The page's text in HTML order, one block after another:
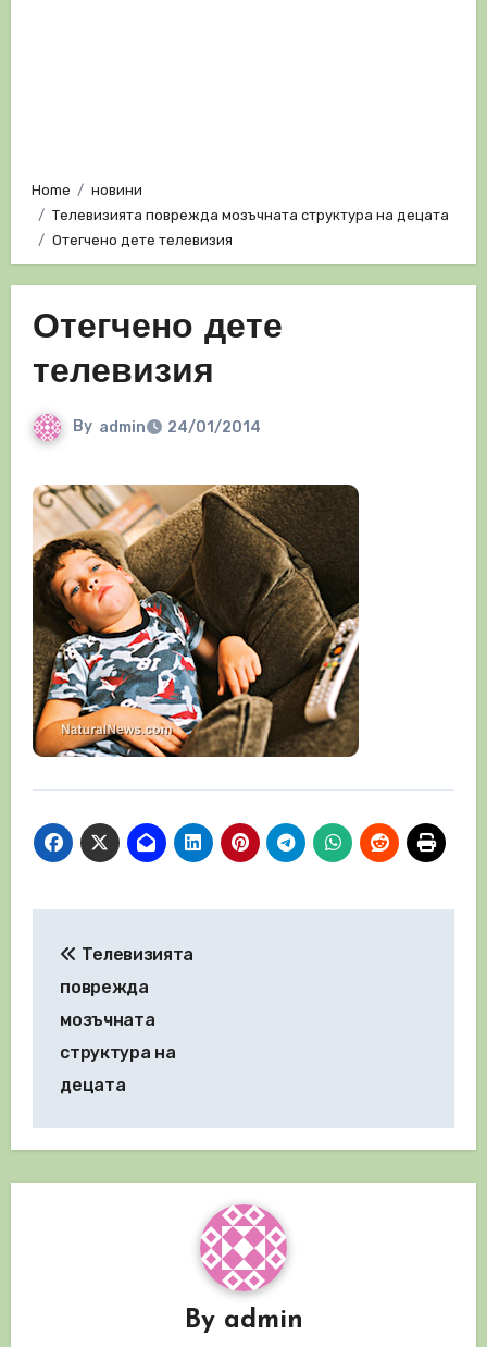
Home
новини
Телевизията поврежда мозъчната структура на децата
Отегчено дете телевизия
Отегчено дете
телевизия
By admin 24/01/2014
Телевизията
поврежда
мозъчната
структура на
децата
By admin